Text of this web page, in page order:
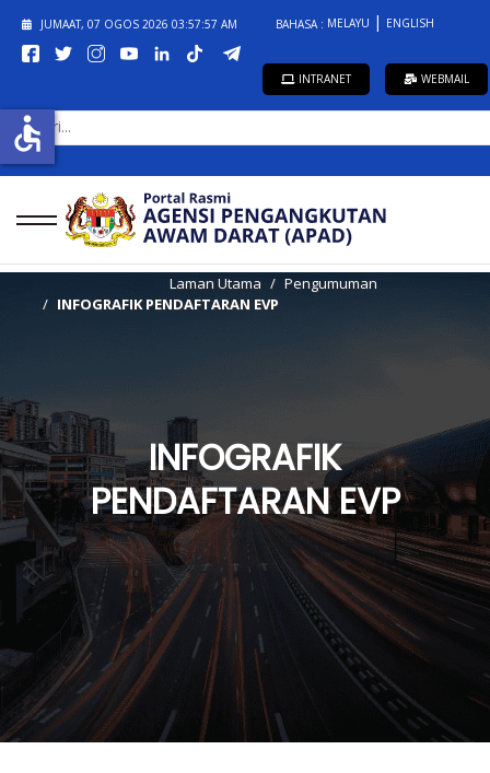
JUMAAT, 07 OGOS 2026 03:57:57 AM BAHASA : MELAYU ENGLISH
INTRANET WEBMAIL
CARI...
Laman Utama
Pengumuman
INFOGRAFIK PENDAFTARAN EVP
INFOGRAFIK
PENDAFTARAN EVP
accessible